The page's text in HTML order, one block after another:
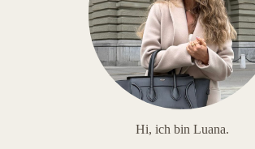
Hi, ich bin Luana.